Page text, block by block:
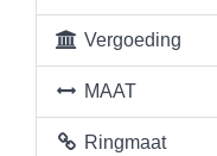
Vergoeding
MAAT
Ringmaat